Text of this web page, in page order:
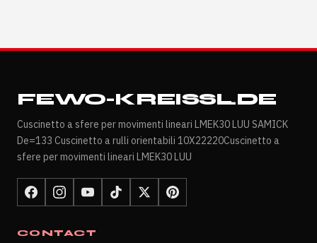
FEWO-KREISSL.DE
Cuscinetto a sfere per movimenti lineari LMEK30 LUU SAMICK
De=133 Cuscinetto a rulli orientabili 10X22220Cuscinetto a
sfere per movimenti lineari LMEK30 LUU
CONTACT